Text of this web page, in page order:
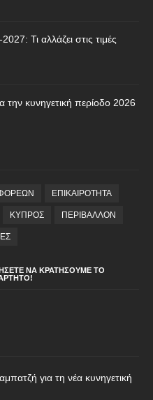
Τι αλλάζει στις τιμές
την κυνηγετική περίοδο 2026
ΕΠΙΚΑΙΡΟΤΗΤΑ
ΚΥΠΡΟΣ ΠΕΡΙΒΑΛΛΟΝ
ΝΑ ΚΡΑΤΉΣΟΥΜΕ ΤΟ
για τη νέα κυνηγετική